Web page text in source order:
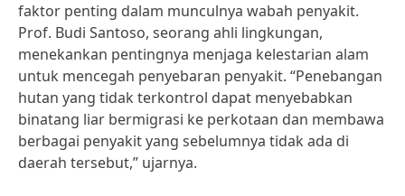
faktor penting dalam munculnya wabah penyakit.
Prof. Budi Santoso, seorang ahli lingkungan,
menekankan pentingnya menjaga kelestarian alam
untuk mencegah penyebaran penyakit. “Penebangan
hutan yang tidak terkontrol dapat menyebabkan
binatang liar bermigrasi ke perkotaan dan membawa
berbagai penyakit yang sebelumnya tidak ada di
daerah tersebut,” ujarnya.